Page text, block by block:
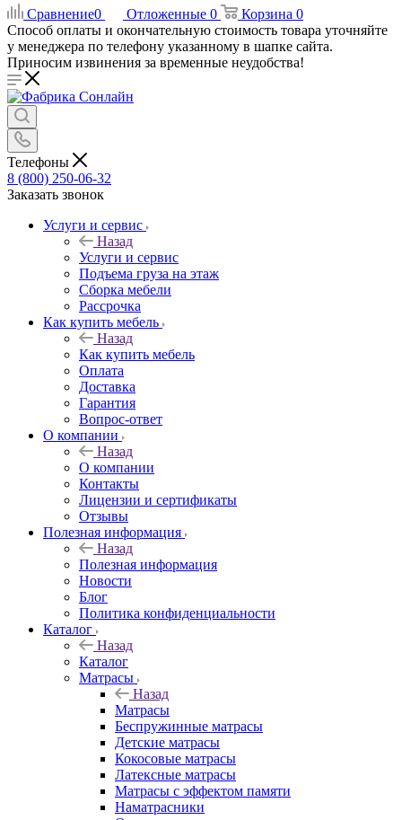
Сравнение0 Отложенные 0 Корзина 0
Способ оплаты и окончательную стоимость товара уточняйте
у менеджера по телефону указанному в шапке сайта.
Приносим извинения за временные неудобства!
Телефоны
8 (800) 250-06-32
Заказать звонок
Услуги и сервис
Назад
Услуги и сервис
Подъема груза на этаж
Сборка мебели
Рассрочка
Как купить мебель
Назад
Как купить мебель
Оплата
Доставка
Гарантия
Вопрос-ответ
О компании
Назад
О компании
Контакты
Лицензии и сертификаты
Отзывы
Полезная информация
Назад
Полезная информация
Новости
Блог
Политика конфиденциальности
Каталог
Назад
Каталог
Матрасы
Назад
Матрасы
Беспружинные матрасы
Детские матрасы
Кокосовые матрасы
Латексные матрасы
Матрасы с эффектом памяти
Наматрасники